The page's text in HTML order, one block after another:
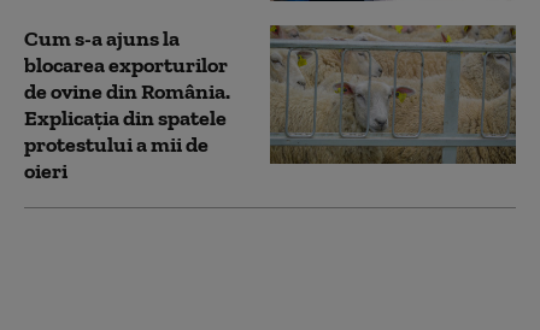
Cum s-a ajuns la
blocarea exporturilor
de ovine din România.
Explicația din spatele
protestului a mii de
oieri